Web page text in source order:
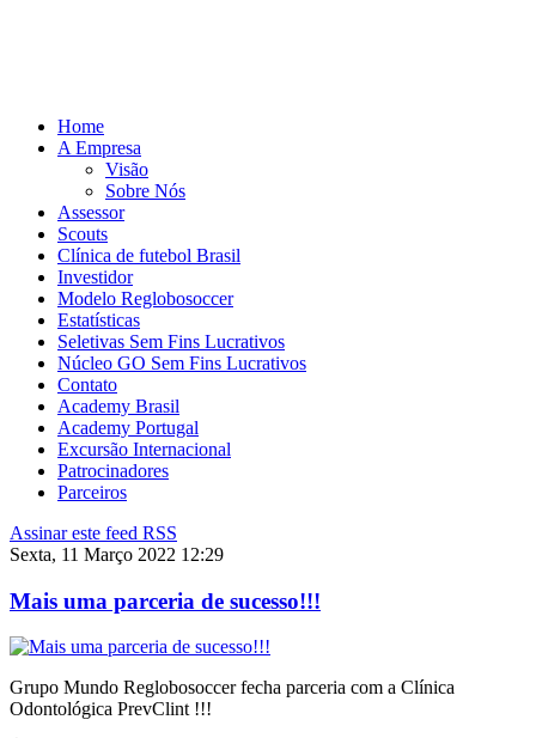
Home
A Empresa
Visão
Sobre Nós
Assessor
Scouts
Clínica de futebol Brasil
Investidor
Modelo Reglobosoccer
Estatísticas
Seletivas Sem Fins Lucrativos
Núcleo GO Sem Fins Lucrativos
Contato
Academy Brasil
Academy Portugal
Excursão Internacional
Patrocinadores
Parceiros
Assinar este feed RSS
Sexta, 11 Março 2022 12:29
Mais uma parceria de sucesso!!!
Grupo Mundo Reglobosoccer fecha parceria com a Clínica
Odontológica PrevClint !!!